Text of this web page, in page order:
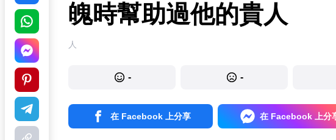
魄時幫助過他的貴人
人
- -
在 Facebook 上分享 在 Facebook 上分